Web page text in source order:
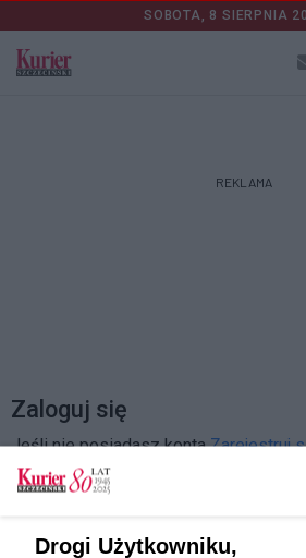
SOBOTA, 8 SIERPNIA
REKLAMA
Zaloguj się
Jeśli nie posiadasz kontaZarejestruj
Drogi Użytkowniku,